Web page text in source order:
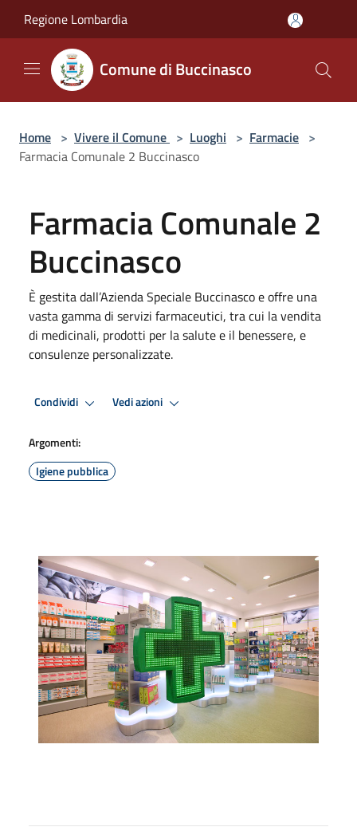
Regione Lombardia
Comune di Buccinasco
Home > Vivere il Comune > Luoghi > Farmacie >
Farmacia Comunale 2 Buccinasco
Farmacia Comunale 2
Buccinasco
È gestita dall’Azienda Speciale Buccinasco e offre una
vasta gamma di servizi farmaceutici, tra cui la vendita
di medicinali, prodotti per la salute e il benessere, e
consulenze personalizzate.
Condividi Vedi azioni
Argomenti:
Igiene pubblica